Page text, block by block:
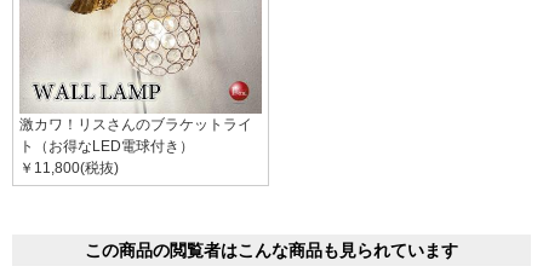
激カワ！リスさんのブラケットライ
ト（お得なLED電球付き）
￥11,800(税抜)
この商品の閲覧者はこんな商品も見られています